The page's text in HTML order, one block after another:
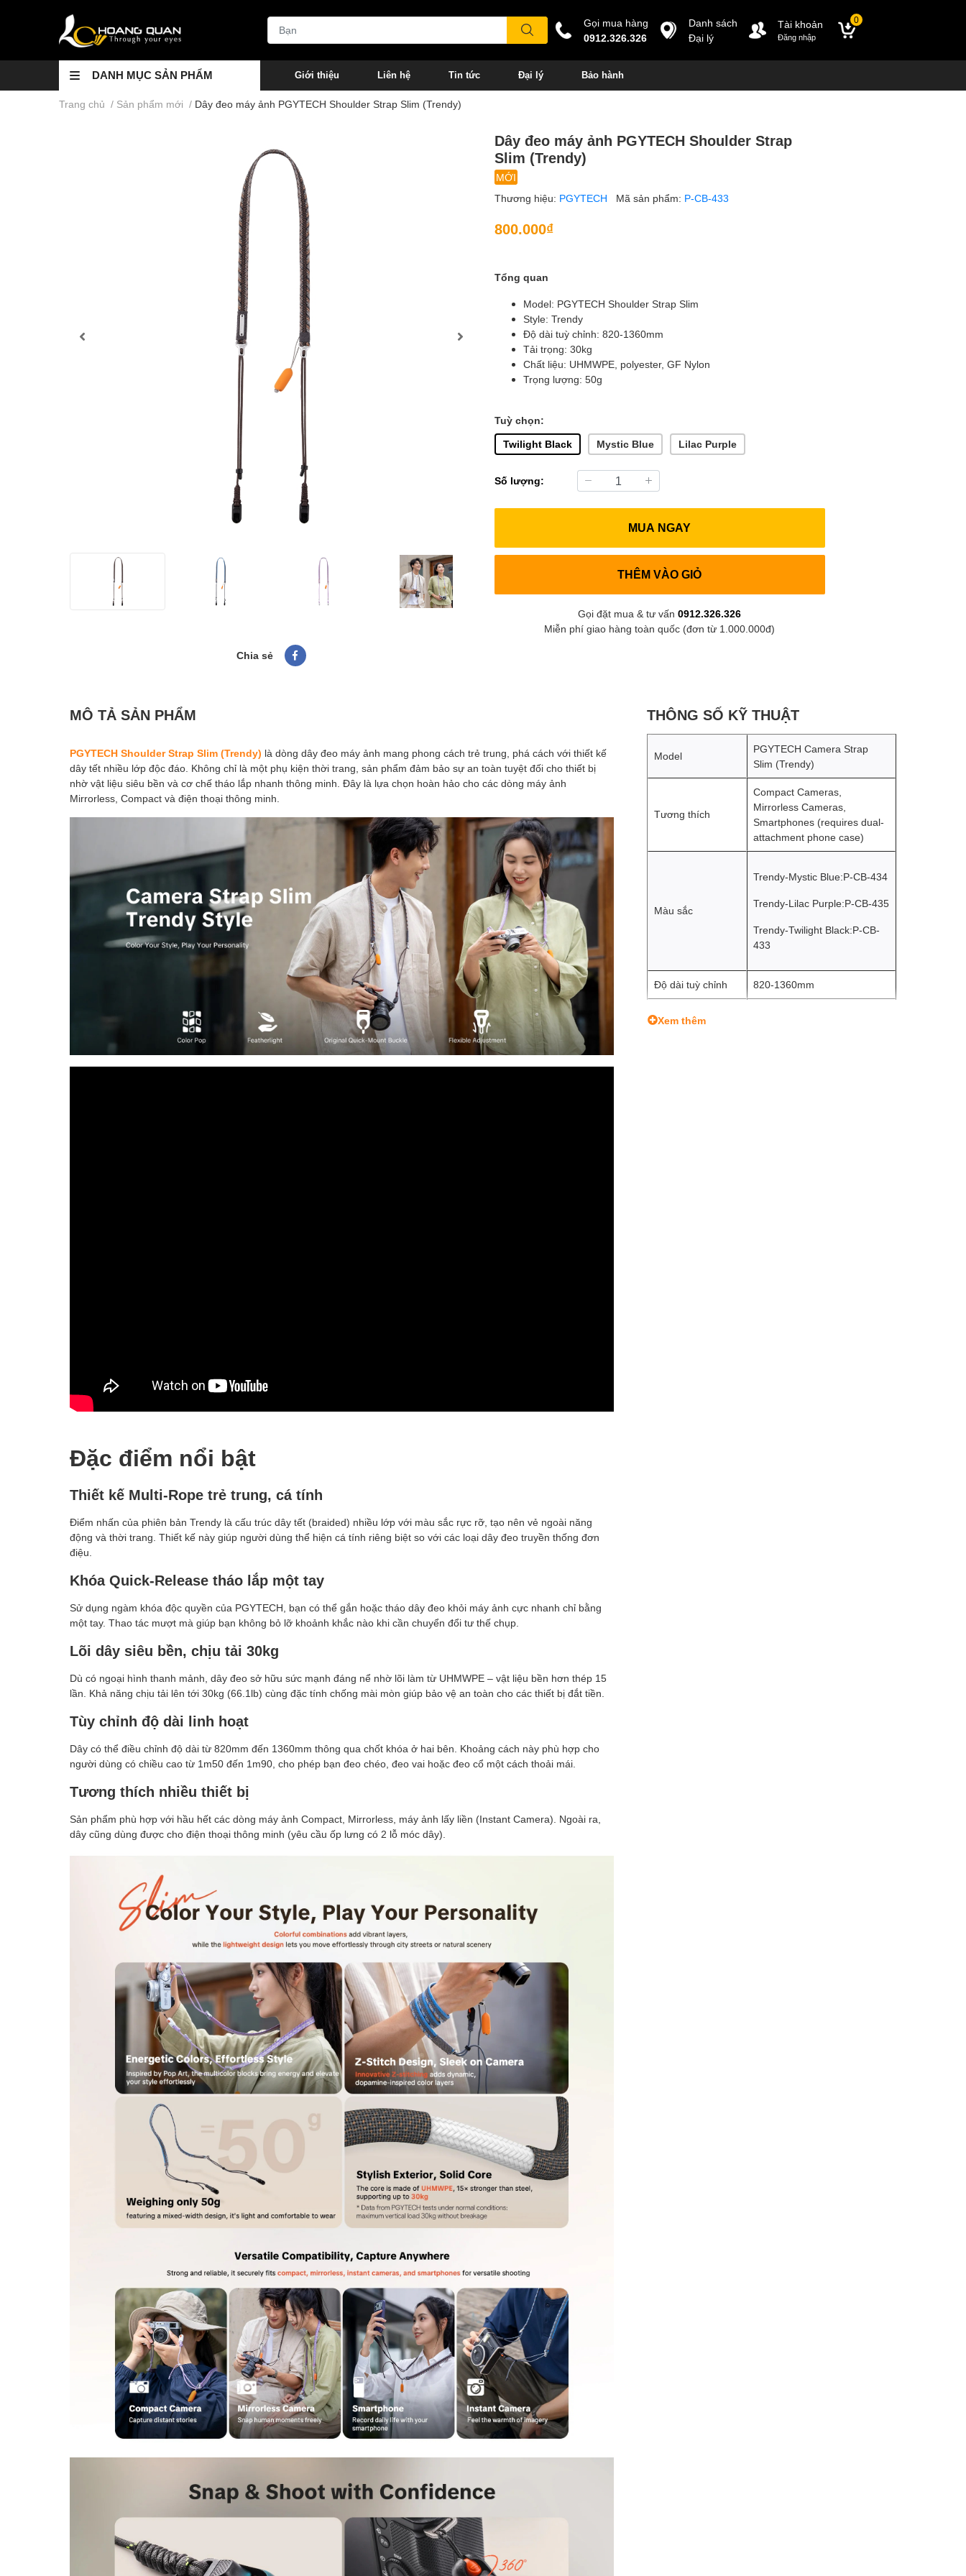
Gọi mua hàng
0912.326.326
Danh sách
Đại lý
Tài khoản
Đăng nhập
0
DANH MỤC SẢN PHẨM Giới thiệu Liên hệ Tin tức Đại lý Bảo hành
Trang chủ / Sản phẩm mới / Dây đeo máy ảnh PGYTECH Shoulder Strap Slim (Trendy)
Chia sẻ
Dây đeo máy ảnh PGYTECH Shoulder Strap
Slim (Trendy)
MỚI
Thương hiệu: PGYTECH Mã sản phẩm: P-CB-433
800.000₫
Tổng quan
Model: PGYTECH Shoulder Strap Slim
Style: Trendy
Độ dài tuỳ chỉnh: 820-1360mm
Tải trọng: 30kg
Chất liệu: UHMWPE, polyester, GF Nylon
Trọng lượng: 50g
Tuỳ chọn:
Twilight Black
Mystic Blue Lilac Purple
Số lượng:
MUA NGAY
THÊM VÀO GIỎ
Gọi đặt mua & tư vấn0912.326.326
Miễn phí giao hàng toàn quốc (đơn từ 1.000.000đ)
MÔ TẢ SẢN PHẨM
PGYTECH Shoulder Strap Slim (Trendy) là dòng dây đeo máy ảnh mang phong cách trẻ trung, phá cách với thiết kế
dây tết nhiều lớp độc đáo. Không chỉ là một phụ kiện thời trang, sản phẩm đảm bảo sự an toàn tuyệt đối cho thiết bị
nhờ vật liệu siêu bền và cơ chế tháo lắp nhanh thông minh. Đây là lựa chọn hoàn hảo cho các dòng máy ảnh
Mirrorless, Compact và điện thoại thông minh.
Đặc điểm nổi bật
Thiết kế Multi-Rope trẻ trung, cá tính
Điểm nhấn của phiên bản Trendy là cấu trúc dây tết (braided) nhiều lớp với màu sắc rực rỡ, tạo nên vẻ ngoài năng
động và thời trang. Thiết kế này giúp người dùng thể hiện cá tính riêng biệt so với các loại dây đeo truyền thống đơn
điệu.
Khóa Quick-Release tháo lắp một tay
Sử dụng ngàm khóa độc quyền của PGYTECH, bạn có thể gắn hoặc tháo dây đeo khỏi máy ảnh cực nhanh chỉ bằng
một tay. Thao tác mượt mà giúp bạn không bỏ lỡ khoảnh khắc nào khi cần chuyển đổi tư thế chụp.
Lõi dây siêu bền, chịu tải 30kg
Dù có ngoại hình thanh mảnh, dây đeo sở hữu sức mạnh đáng nể nhờ lõi làm từ UHMWPE – vật liệu bền hơn thép 15
lần. Khả năng chịu tải lên tới 30kg (66.1lb) cùng đặc tính chống mài mòn giúp bảo vệ an toàn cho các thiết bị đắt tiền.
Tùy chỉnh độ dài linh hoạt
Dây có thể điều chỉnh độ dài từ 820mm đến 1360mm thông qua chốt khóa ở hai bên. Khoảng cách này phù hợp cho
người dùng có chiều cao từ 1m50 đến 1m90, cho phép bạn đeo chéo, đeo vai hoặc đeo cổ một cách thoải mái.
Tương thích nhiều thiết bị
Sản phẩm phù hợp với hầu hết các dòng máy ảnh Compact, Mirrorless, máy ảnh lấy liền (Instant Camera). Ngoài ra,
dây cũng dùng được cho điện thoại thông minh (yêu cầu ốp lưng có 2 lỗ móc dây).
THÔNG SỐ KỸ THUẬT
Model
PGYTECH Camera Strap
Slim (Trendy)
Tương thích
Compact Cameras,
Mirrorless Cameras,
Smartphones (requires dual-
attachment phone case)
Màu sắc
Trendy-Mystic Blue:P-CB-434
Trendy-Lilac Purple:P-CB-435
Trendy-Twilight Black:P-CB-
433
Độ dài tuỳ chỉnh 820-1360mm
Tải trọng
Xem thêm